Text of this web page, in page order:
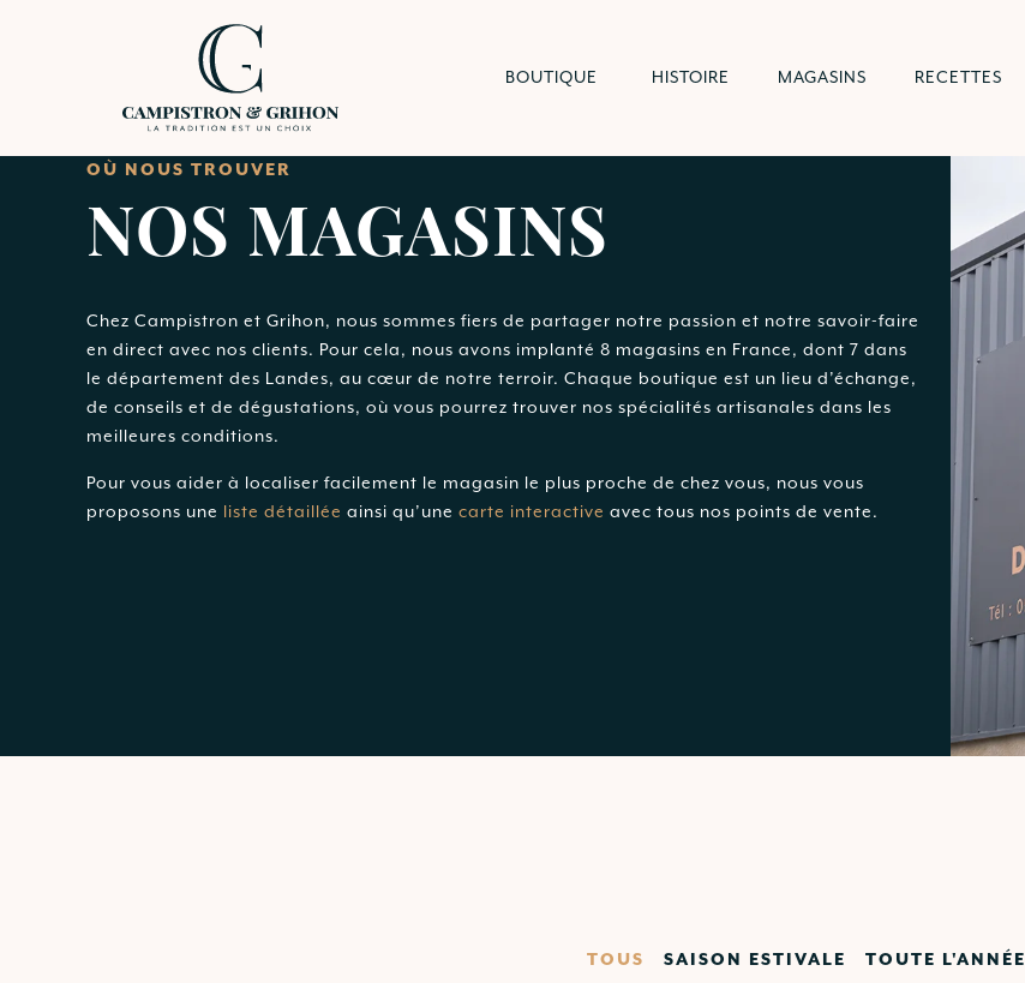
BOUTIQUE HISTOIRE MAGASINS RECETTES
OÙ NOUS TROUVER
NOS MAGASINS
Chez Campistron et Grihon, nous sommes fiers de partager notre passion et notre savoir-faire
en direct avec nos clients. Pour cela, nous avons implanté 8 magasins en France, dont 7 dans
le département des Landes, au cœur de notre terroir. Chaque boutique est un lieu d’échange,
de conseils et de dégustations, où vous pourrez trouver nos spécialités artisanales dans les
meilleures conditions.
Pour vous aider à localiser facilement le magasin le plus proche de chez vous, nous vous
proposons une
liste détaillée ainsi qu’une carte interactive avec tous nos points de vente.
SAISON ESTIVALE TOUTE L'ANNÉE
TOUS